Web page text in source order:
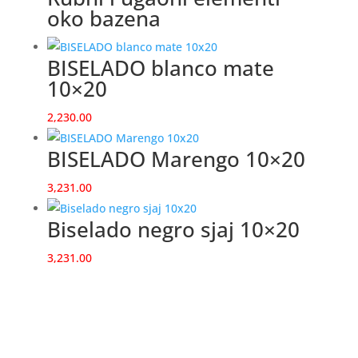
oko bazena
BISELADO blanco mate
10×20
2,230.00
BISELADO Marengo 10×20
3,231.00
Biselado negro sjaj 10×20
3,231.00